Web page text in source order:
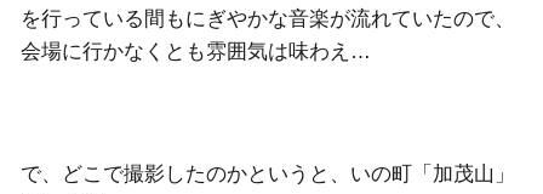
を行っている間もにぎやかな音楽が流れていたので、
会場に行かなくとも雰囲気は味わえ…
で、どこで撮影したのかというと、いの町「加茂山」